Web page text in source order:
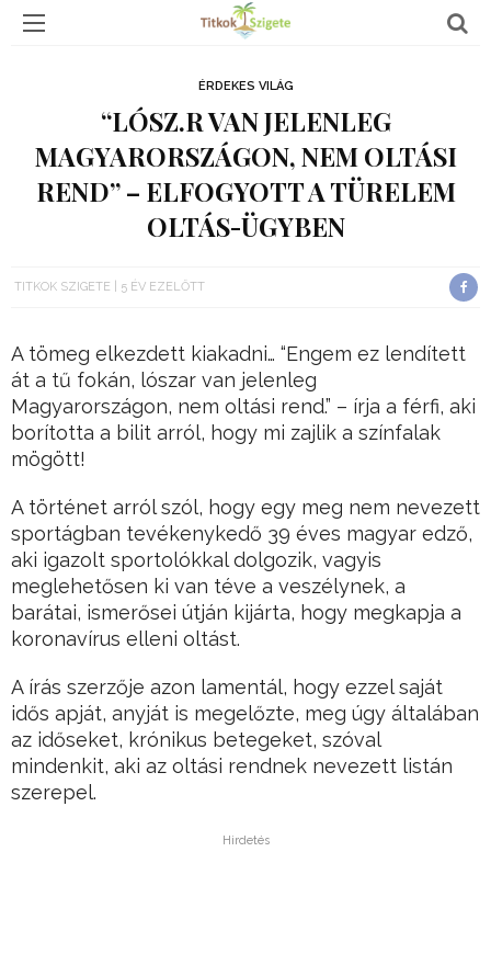
ÉRDEKES VILÁG
“LÓSZ.R VAN JELENLEG
MAGYARORSZÁGON, NEM OLTÁSI
REND” – ELFOGYOTT A TÜRELEM
OLTÁS-ÜGYBEN
TITKOK SZIGETE 5 ÉV EZELŐTT
A tömeg elkezdett kiakadni… “Engem ez lendített
át a tű fokán, lószar van jelenleg
Magyarországon, nem oltási rend.” – írja a férfi, aki
borította a bilit arról, hogy mi zajlik a színfalak
mögött!
A történet arról szól, hogy egy meg nem nevezett
sportágban tevékenykedő 39 éves magyar edző,
aki igazolt sportolókkal dolgozik, vagyis
meglehetősen ki van téve a veszélynek, a
barátai, ismerősei útján kijárta, hogy megkapja a
koronavírus elleni oltást.
A írás szerzője azon lamentál, hogy ezzel saját
idős apját, anyját is megelőzte, meg úgy általában
az időseket, krónikus betegeket, szóval
mindenkit, aki az oltási rendnek nevezett listán
szerepel.
Hirdetés